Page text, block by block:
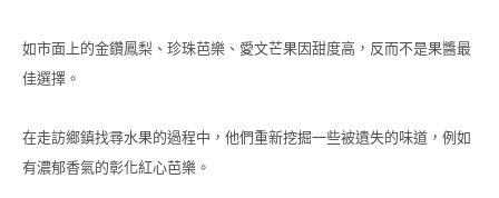
如市面上的金鑽鳳梨、珍珠芭樂、愛文芒果因甜度高，反而不是果醬最
佳選擇。
在走訪鄉鎮找尋水果的過程中，他們重新挖掘一些被遺失的味道，例如
有濃郁香氣的彰化紅心芭樂。